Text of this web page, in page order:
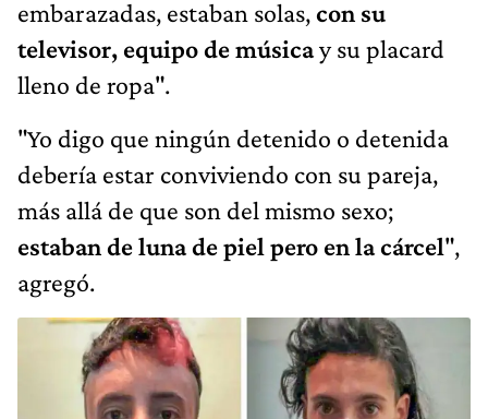
embarazadas, estaban solas,con su
televisor, equipo de músicay su placard
lleno de ropa".
"Yo digo que ningún detenido o detenida
debería estar conviviendo con su pareja,
más allá de que son del mismo sexo;
estaban de luna de piel pero en la cárcel",
agregó.